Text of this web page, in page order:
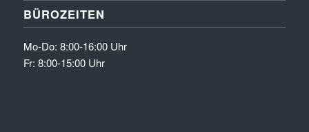
BÜROZEITEN
Mo-Do: 8:00-16:00 Uhr
Fr: 8:00-15:00 Uhr